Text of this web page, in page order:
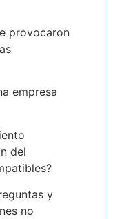
provocaron
empresa
del
y
no